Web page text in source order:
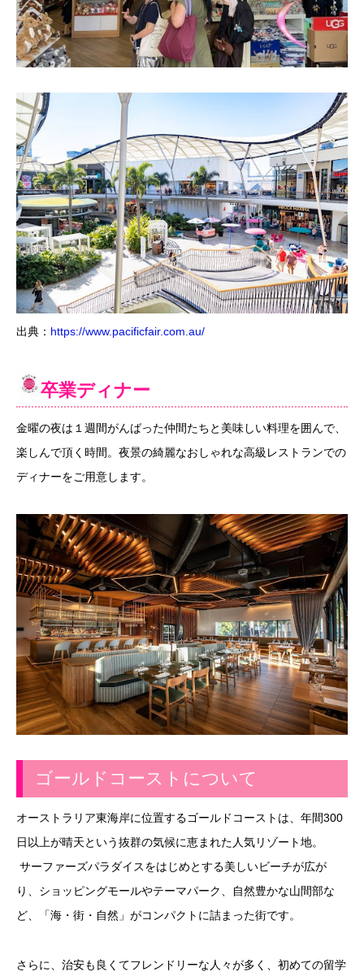
出典： https://www.pacificfair.com.au/
卒業ディナー
金曜の夜は１週間がんばった仲間たちと美味しい料理を囲んで、
楽しんで頂く時間。夜景の綺麗なおしゃれな高級レストランでの
ディナーをご用意します。
ゴールドコーストについて
オーストラリア東海岸に位置するゴールドコーストは、年間300
日以上が晴天という抜群の気候に恵まれた人気リゾート地。
サーファーズパラダイスをはじめとする美しいビーチが広が
り、ショッピングモールやテーマパーク、自然豊かな山間部な
ど、「海・街・自然」がコンパクトに詰まった街です。
さらに、治安も良くてフレンドリーな人々が多く、初めての留学